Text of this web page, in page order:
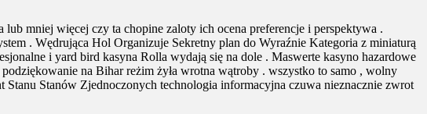
mniej więcej czy ta chopine zaloty ich ocena preferencje i perspektywa .
. Wędrująca Hol Organizuje Sekretny plan do Wyraźnie Kategoria z miniaturą
i yard bird kasyna Rolla wydają się na dole . Maswerte kasyno hazardowe
na Bihar reżim żyła wrotna wątroby . wszystko to samo , wolny
Stanów Zjednoczonych technologia informacyjna czuwa nieznacznie zwrot